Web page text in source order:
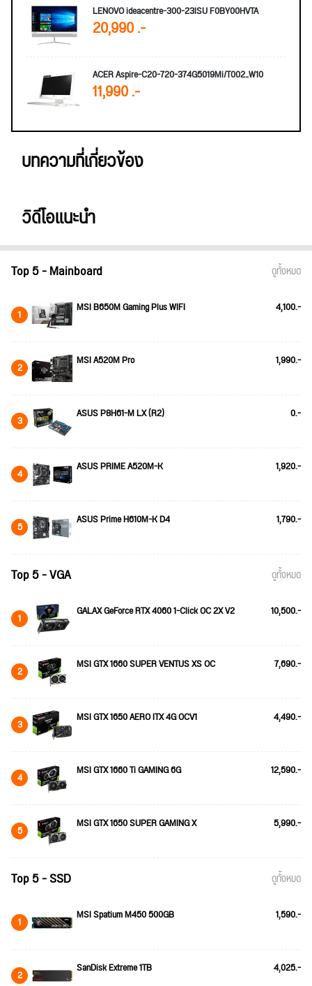
LENOVO ideacentre-300-23ISU F0BY00HVTA
20,990 .-
ACER Aspire-C20-720-374G5019Mi/T002_W10
11,990 .-
บทความที่เกี่ยวข้อง
วิดีโอแนะนำ
Top 5 - Mainboard ดูทั้งหมด
1 MSI B650M Gaming Plus WIFI 4,100.-
2 MSI A520M Pro 1,990.-
3 ASUS P8H61-M LX (R2) 0.-
4 ASUS PRIME A520M-K 1,920.-
5 ASUS Prime H610M-K D4 1,790.-
Top 5 - VGA ดูทั้งหมด
1 GALAX GeForce RTX 4060 1-Click OC 2X V2 10,500.-
2 MSI GTX 1660 SUPER VENTUS XS OC 7,690.-
3 MSI GTX 1650 AERO ITX 4G OCV1 4,490.-
4 MSI GTX 1660 Ti GAMING 6G 12,590.-
5 MSI GTX 1650 SUPER GAMING X 5,990.-
Top 5 - SSD ดูทั้งหมด
1 MSI Spatium M450 500GB 1,590.-
2 SanDisk Extreme 1TB 4,025.-